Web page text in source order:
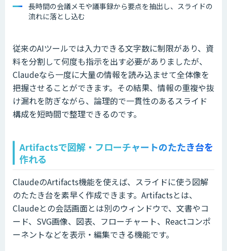
長時間の会議メモや議事録から要点を抽出し、スライドの
流れに落とし込む
従来のAIツールでは入力できる文字数に制限があり、資
料を分割して何度も指示を出す必要がありましたが、
Claudeなら一度に大量の情報を読み込ませて全体像を
把握させることができます。その結果、情報の重複や抜
け漏れを防ぎながら、論理的で一貫性のあるスライド
構成を短時間で整理できるのです。
Artifactsで図解・フローチャートのたたき台を
作れる
ClaudeのArtifacts機能を使えば、スライドに使う図解
のたたき台を素早く作成できます。Artifactsとは、
Claudeとの会話画面とは別のウィンドウで、文書やコ
ード、SVG画像、図表、フローチャート、Reactコンポ
ーネントなどを表示・編集できる機能です。